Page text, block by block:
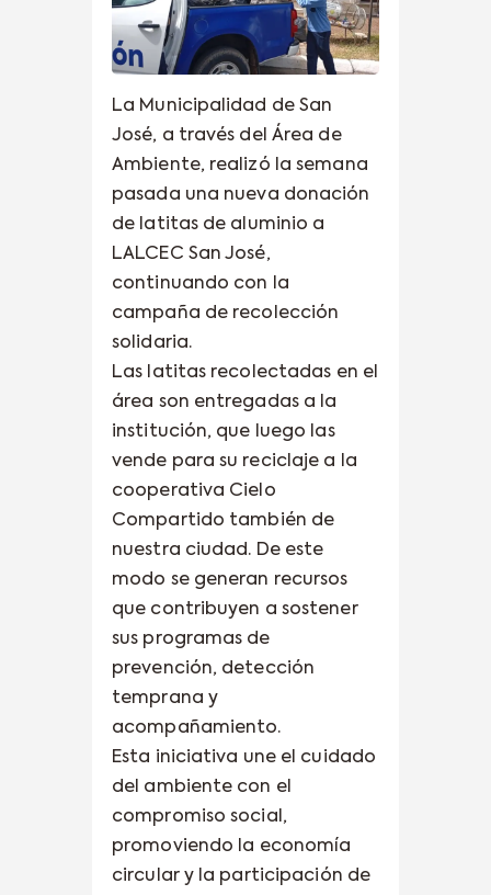
La Municipalidad de San
José, a través del Área de
Ambiente, realizó la semana
pasada una nueva donación
de latitas de aluminio a
LALCEC San José,
continuando con la
campaña de recolección
solidaria.
Las latitas recolectadas en el
área son entregadas a la
institución, que luego las
vende para su reciclaje a la
cooperativa Cielo
Compartido también de
nuestra ciudad. De este
modo se generan recursos
que contribuyen a sostener
sus programas de
prevención, detección
temprana y
acompañamiento.
Esta iniciativa une el cuidado
del ambiente con el
compromiso social,
promoviendo la economía
circular y la participación de